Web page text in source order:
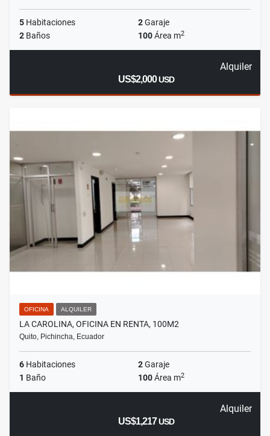
5 Habitaciones 2Garaje
2 Baños 100Área m2
Alquiler
US$2,000USD
OFICINA ALQUILER
LA CAROLINA, OFICINA EN RENTA, 100M2
Quito, Pichincha, Ecuador
6 Habitaciones 2Garaje
1 Baño 100Área m2
Alquiler
US$1,217USD